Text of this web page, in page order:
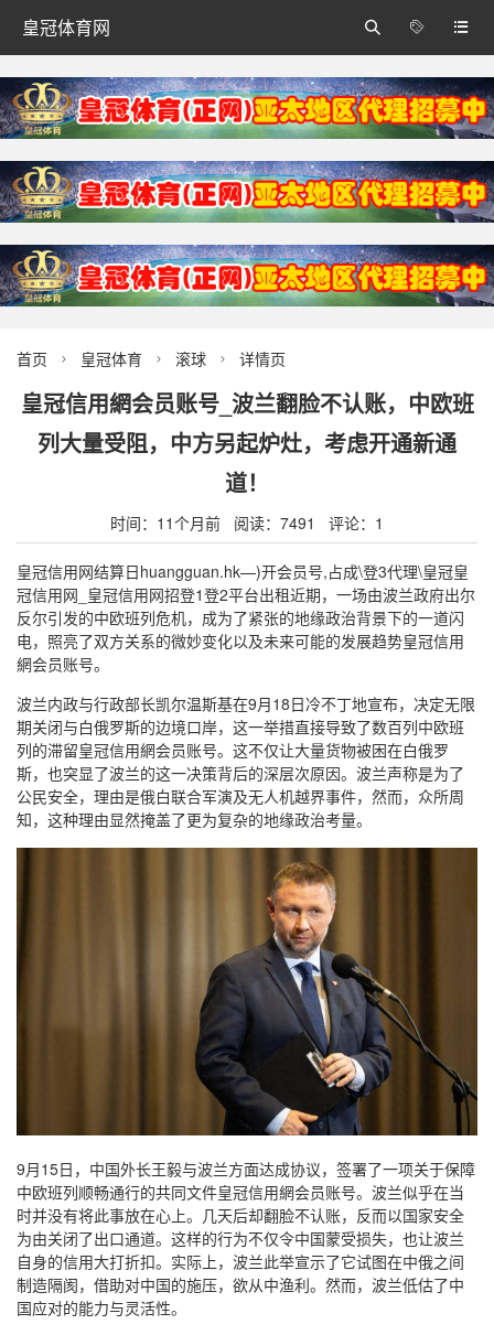
皇冠体育网 


首页  皇冠体育  滚球  详情页
皇冠信用網会员账号_波兰翻脸不认账，中欧班
列大量受阻，中方另起炉灶，考虑开通新通
道！
时间：11个月前 阅读：7491 评论：1
皇冠信用网结算日huangguan.hk—)开会员号,占成\登3代理\皇冠皇
冠信用网_皇冠信用网招登1登2平台出租近期，一场由波兰政府出尔
反尔引发的中欧班列危机，成为了紧张的地缘政治背景下的一道闪
电，照亮了双方关系的微妙变化以及未来可能的发展趋势皇冠信用
網会员账号。
波兰内政与行政部长凯尔温斯基在9月18日冷不丁地宣布，决定无限
期关闭与白俄罗斯的边境口岸，这一举措直接导致了数百列中欧班
列的滞留皇冠信用網会员账号。这不仅让大量货物被困在白俄罗
斯，也突显了波兰的这一决策背后的深层次原因。波兰声称是为了
公民安全，理由是俄白联合军演及无人机越界事件，然而，众所周
知，这种理由显然掩盖了更为复杂的地缘政治考量。
9月15日，中国外长王毅与波兰方面达成协议，签署了一项关于保障
中欧班列顺畅通行的共同文件皇冠信用網会员账号。波兰似乎在当
时并没有将此事放在心上。几天后却翻脸不认账，反而以国家安全
为由关闭了出口通道。这样的行为不仅令中国蒙受损失，也让波兰
自身的信用大打折扣。实际上，波兰此举宣示了它试图在中俄之间
制造隔阂，借助对中国的施压，欲从中渔利。然而，波兰低估了中
国应对的能力与灵活性。